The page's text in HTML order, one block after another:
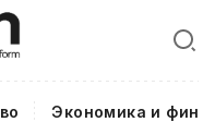
Экономика и